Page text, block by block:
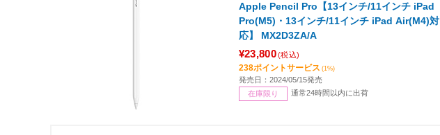
Apple Pencil Pro【13インチ/11インチ iPad
Pro(M5)・13インチ/11インチ iPad Air(M4)対
応】 MX2D3ZA/A
¥23,800(税込)
238ポイントサービス (1%)
発売日：2024/05/15発売
在庫限り
通常24時間以内に出荷